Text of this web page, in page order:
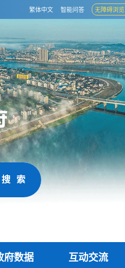
繁体中文 智能问答 无障碍浏览
府数据 互动交流